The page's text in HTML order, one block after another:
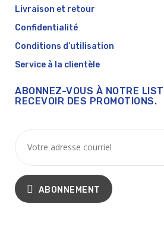
Livraison et retour
Confidentialité
Conditions d’utilisation
Service à la clientèle
ABONNEZ-VOUS À NOTRE
RECEVOIR DES PROMOTIONS.
ABONNEMENT